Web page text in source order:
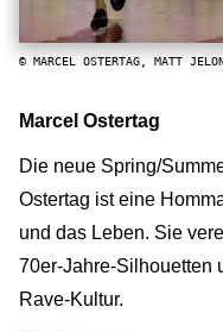
© MARCEL OSTERTAG, MATT
Marcel Ostertag
Die neue Spring/
Ostertag ist eine
und das Leben. Sie
70er-Jahre-Silhouetten
Rave-Kultur.